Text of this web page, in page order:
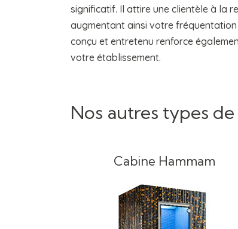
significatif. Il attire une clientèle à la
augmentant ainsi votre
conçu et entretenu renforce
votre établissement.
Nos autres types
Cabine Hammam